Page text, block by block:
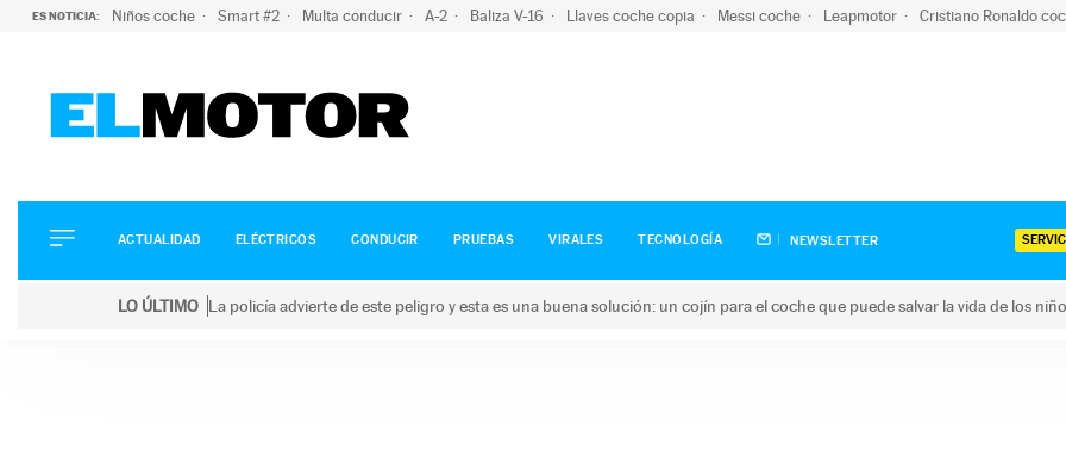
ES NOTICIA: Niños coche Smart #2 Multa conducir A-2 Baliza V-16 Llaves coche copia Messi coche Leapmotor Cristiano Ronaldo
ELÉCTRICOS
CONDUCIR
ACTUALIDAD ELÉCTRICOS CONDUCIR PRUEBAS VIRALES TECNOLOGÍA NEWSLETTER
LO ÚLTIMO La policía advierte de este peligro y esta es una buena solución: un cojín para el coche que puede salvar la vida de los